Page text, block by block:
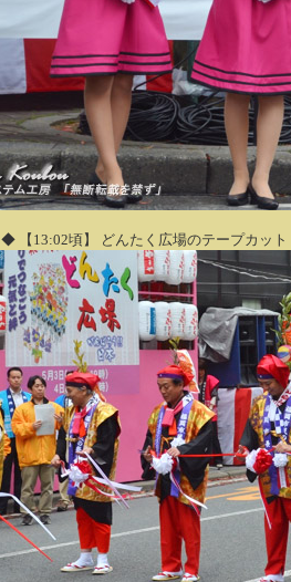
◆ 【13:02頃】 どんたく広場のテープカッ